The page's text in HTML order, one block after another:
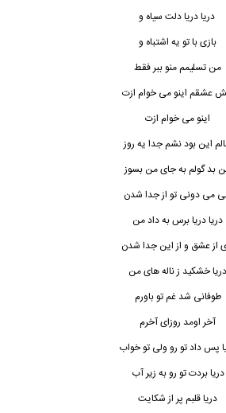
دریا دریا دلت سیاه و
بازی با تو یه اشتباه و
من تسلیمم منو ببر فقط
عشقم اینو می خوام ازت
اینو می خوام ازت
این بود نشم جدا یه روز
بد گولم به جای من بسوز
می دونی تو از جدا شدن
دریا دریا برس به داد من
از عشق و از این جدا شدن
دریا خشکید ز ناله های من
طوفانی شد غم تو باورم
آخر اومد روزای آخرم
پس داد تو رو ولی تو خواب
دریا بردت تو رو به زیر آب
دریا قلبم پر از شکایت